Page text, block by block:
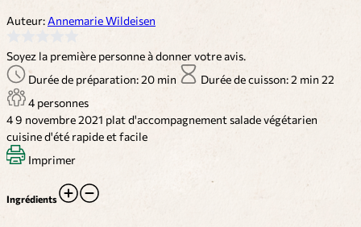
Auteur: Annemarie Wildeisen
Soyez la première personne à donner votre avis.
Durée de préparation: 20 min
Durée de cuisson: 2 min 22
4 personnes
49 novembre 2021 plat d'accompagnement saladevégétarien
cuisine d'été rapide et facile
Imprimer
Ingrédients